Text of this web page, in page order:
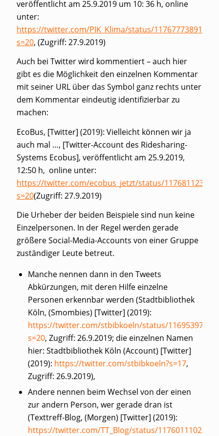
veröffentlicht am 25.9.2019 um 10: 36 h, online
unter:
https://twitter.com/PIK_Klima/status/
s=20, (Zugriff: 27.9.2019)
Auch bei Twitter wird kommentiert – auch hier
gibt es die Möglichkeit den einzelnen Kommentar
mit seiner URL über das Symbol ganz rechts unter
dem Kommentar eindeutig identifizierbar zu
machen:
EcoBus, [Twitter] (2019): Vielleicht können wir ja
auch mal …, [Twitter-Account des Ridesharing-
Systems Ecobus], veröffentlicht am 25.9.2019,
12:50 h, online unter:
https://twitter.com/ecobus_jetzt/status/
s=20(Zugriff: 27.9.2019)
Die Urheber der beiden Beispiele sind nun keine
Einzelpersonen. In der Regel werden gerade
größere Social-Media-Accounts von einer Gruppe
zuständiger Leute betreut.
Manche nennen dann in den Tweets
Abkürzungen, mit deren Hilfe einzelne
Personen erkennbar werden (Stadtbibliothek
Köln, (Smombies) [Twitter] (2019):
https://twitter.com/stbibkoeln/status/
s=20, Zugriff: 26.9.2019; die einzelnen Namen
hier: Stadtbibliothek Köln (Account) [Twitter]
(2019): https://twitter.com/stbibkoeln?s=17,
Zugriff: 26.9.2019),
Andere nennen beim Wechsel von der einen
zur andern Person, wer gerade dran ist
(Texttreff-Blog, (Morgen) [Twitter] (2019):
https://twitter.com/TT_Blog/status/